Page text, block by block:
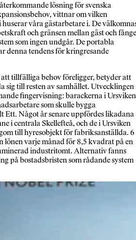
lösning för svenska
vittnar om vilken
våra gästarbetare i. De
och gränsen mellan gäst och fånge
som ingen undgår. De portabla
denna tendens för kringresande
tillfälliga behov föreligger, betyder att
sig till resten av samhället. Utvecklingen
fingervisning: barackerna i Ursviken
som skulle bygga
Något år senare uppfördes likadana
i centrala Skellefteå, och de i Ursviken
till hyresobjekt för fabriksanställda. 6
lönen varje månad för 8,5 kvadrat på en
industritomt. Alternativ fanns
på bostadsbristen som rådande system